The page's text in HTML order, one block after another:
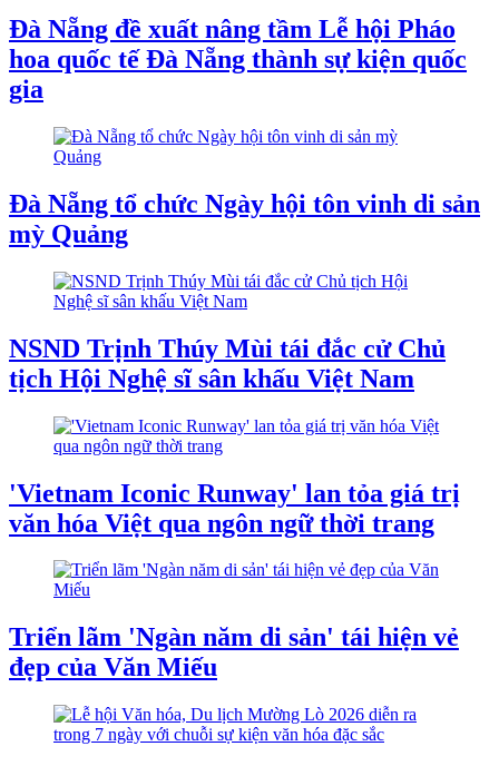
Đà Nẵng đề xuất nâng tầm Lễ hội Pháo
hoa quốc tế Đà Nẵng thành sự kiện quốc
gia
Đà Nẵng tổ chức Ngày hội tôn vinh di sản
mỳ Quảng
NSND Trịnh Thúy Mùi tái đắc cử Chủ
tịch Hội Nghệ sĩ sân khấu Việt Nam
'Vietnam Iconic Runway' lan tỏa giá trị
văn hóa Việt qua ngôn ngữ thời trang
Triển lãm 'Ngàn năm di sản' tái hiện vẻ
đẹp của Văn Miếu